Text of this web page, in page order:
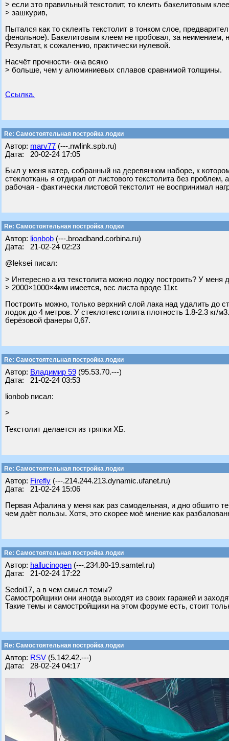
> если это правильный текстолит, то клеить бакелитовым
> зашкурив,
Пытался как то склеить текстолит в тонком слое,
фенольное). Бакелитовым клеем не пробовал, за неимением,
Результат, к сожалению, практически нулевой.
Насчёт прочности- она всяко
> больше, чем у алюминиевых сплавов сравнимой толщины.
Ссылка.
Re: Самостоятельная постройка лодки
Автор: marv77 (---.nwlink.spb.ru)
Дата: 20-02-24 17:05
Был у меня катер, собранный на деревянном наборе, к
стеклоткань я отдирал от листового текстолита без
рабочая - фактически листовой текстолит не воспринимал
Re: Самостоятельная постройка лодки
Автор: lionbob (---.broadband.corbina.ru)
Дата: 21-02-24 02:23
@leksei писал:
> Интересно а из текстолита можно лодку построить? У меня
> 2000×1000×4мм имеется, вес листа вроде 11кг.
Построить можно, только верхний слой лака над удалить до
лодок до 4 метров. У стеклотекстолита плотность 1.8-2.3 кг/
берёзовой фанеры 0,67.
Re: Самостоятельная постройка лодки
Автор: Владимир 59 (95.53.70.---)
Дата: 21-02-24 03:53
lionbob писал:
>
Текстолит делается из тряпки ХБ.
Re: Самостоятельная постройка лодки
Автор: Firefly (---.214.244.213.dynamic.ufanet.ru)
Дата: 21-02-24 15:06
Первая Афалина у меня как раз самодельная, и дно обшито
чем даёт пользы. Хотя, это скорее моё мнение как
Re: Самостоятельная постройка лодки
Автор: hallucinogen (---.234.80-19.samtel.ru)
Дата: 21-02-24 17:22
Sedoi17, а в чем смысл темы?
Самостройщики они иногда выходят из своих гаражей и
Такие темы и самостройщики на этом форуме есть, стоит
Re: Самостоятельная постройка лодки
Автор: RSV (5.142.42.---)
Дата: 28-02-24 04:17